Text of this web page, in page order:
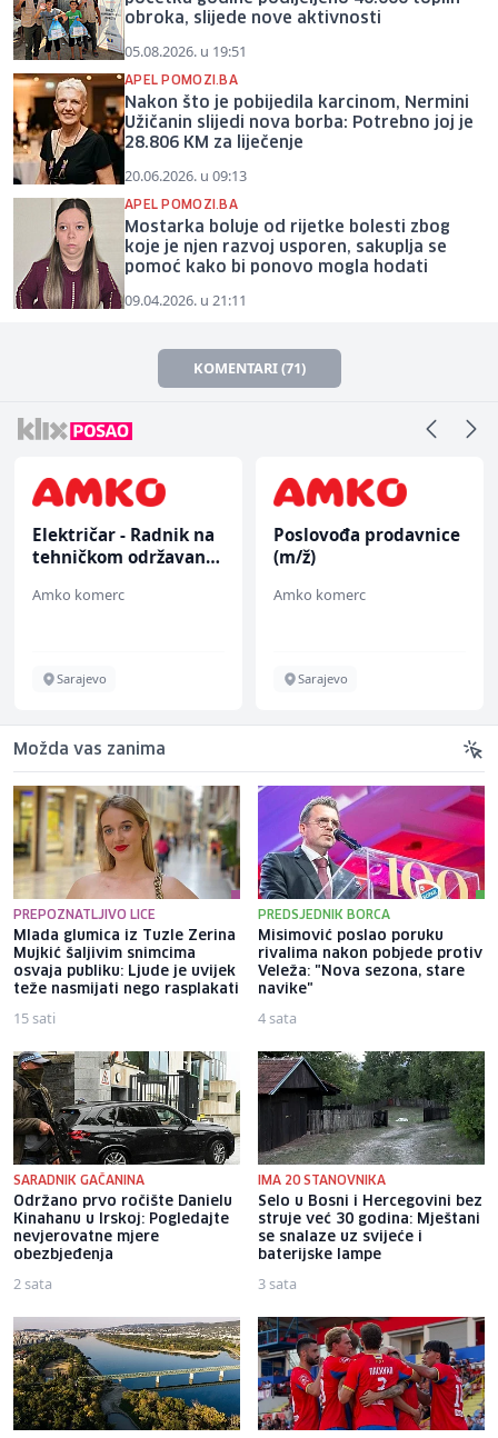
obroka, slijede nove aktivnosti
05.08.2026. u 19:51
APEL POMOZI.BA
Nakon što je pobijedila karcinom, Nermini
Užičanin slijedi nova borba: Potrebno joj je
28.806 KM za liječenje
20.06.2026. u 09:13
APEL POMOZI.BA
Mostarka boluje od rijetke bolesti zbog
koje je njen razvoj usporen, sakuplja se
pomoć kako bi ponovo mogla hodati
09.04.2026. u 21:11
KOMENTARI (71)
Električar - Radnik na
tehničkom održavanju
Amko komerc
Sarajevo
Poslovođa prodavnice
(m/ž)
Amko komerc
Sarajevo
Možda vas zanima
PREPOZNATLJIVO LICE
Mlada glumica iz Tuzle Zerina
Mujkić šaljivim snimcima
osvaja publiku: Ljude je uvijek
teže nasmijati nego rasplakati
15 sati
PREDSJEDNIK BORCA
Misimović poslao poruku
rivalima nakon pobjede protiv
Veleža: "Nova sezona, stare
navike"
4 sata
SARADNIK GAČANINA
Održano prvo ročište Danielu
Kinahanu u Irskoj: Pogledajte
nevjerovatne mjere
obezbjeđenja
2 sata
IMA 20 STANOVNIKA
Selo u Bosni i Hercegovini bez
struje već 30 godina: Mještani
se snalaze uz svijeće i
baterijske lampe
3 sata